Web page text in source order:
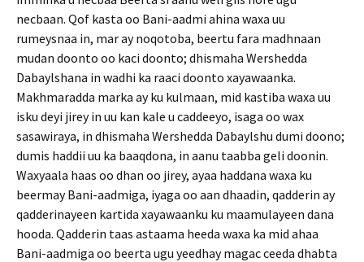
necbaan. Qof kasta oo Bani-aadmi ahina waxa uu
rumeysnaa in, mar ay noqotoba, beertu fara madhnaan
mudan doonto oo kaci doonto; dhismaha Wershedda
Dabaylshana in wadhi ka raaci doonto xayawaanka.
Makhmaradda marka ay ku kulmaan, mid kastiba waxa uu
isku deyi jirey in uu kan kale u caddeeyo, isaga oo wax
sasawiraya, in dhismaha Wershedda Dabaylshu dumi doono;
dumis haddii uu ka baaqdona, in aanu taabba geli doonin.
Waxyaala haas oo dhan oo jirey, ayaa haddana waxa ku
beermay Bani-aadmiga, iyaga oo aan dhaadin, qadderin ay
qadderinayeen kartida xayawaanku ku maamulayeen dana
hooda. Qadderin taas astaama heeda waxa ka mid ahaa
Bani-aadmiga oo beerta ugu yeedhay magac ceeda dhabta